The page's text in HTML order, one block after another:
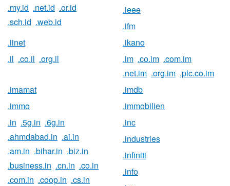
.my.id .net.id .or.id
.sch.id .web.id
.ieee
.ifm
.iinet
.ikano
.il .co.il .org.il .im .co.im .com.im
.net.im .org.im .plc.co.im
.imamat
.imdb
.immo
.immobilien
.in .5g.in .6g.in
.ahmdabad.in .ai.in
.am.in .bihar.in .biz.in
.business.in .cn.in .co.in
.com.in .coop.in .cs.in
.inc
.industries
.infiniti
.info